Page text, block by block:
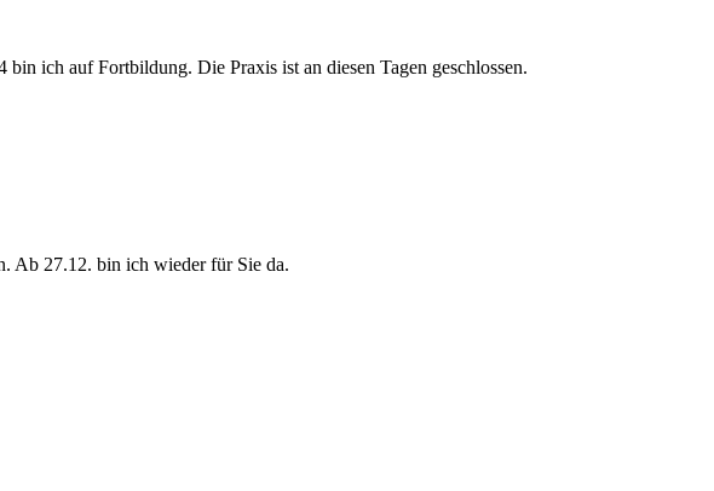
ich auf Fortbildung. Die Praxis ist an diesen Tagen geschlossen.
Ab 27.12. bin ich wieder für Sie da.